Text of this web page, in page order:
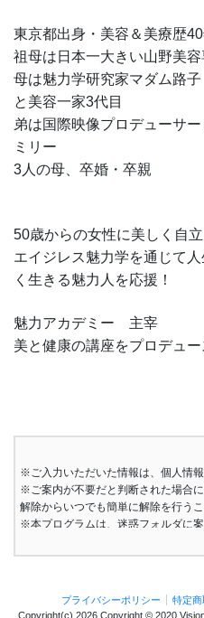
東京都出身・美容＆美療歴
祖母は日本一大きい山野美
母は魅力学研究家マダム路子
と美容一家3代目
弟は国際映像プロデューサ
ミリー
3人の母、卒婚・卒親
50歳からの女性に美しく自
エイジレス魅力学を通じて
く生きる魅力人を応援！
魅力アカデミー 主宰
美と健康の講座をプロデュー
※ご入力いただいた情報は、個人情
※ご案内が不要だと判断された場合
解除からいつでも簡単に解除を行うこ
※本プログラムは、迷惑フォルダに
※本プログラムは株式会社＊＊が運
は、全社で責任をもって管理させて
ドレスはお客様のご希望時に、いつ
プライバシーポリシー 特定
Copyright(c) 2026 Copyright © 2020